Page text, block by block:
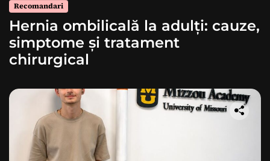
Recomandari
Hernia ombilicală la adulți: cauze,
simptome și tratament
chirurgical